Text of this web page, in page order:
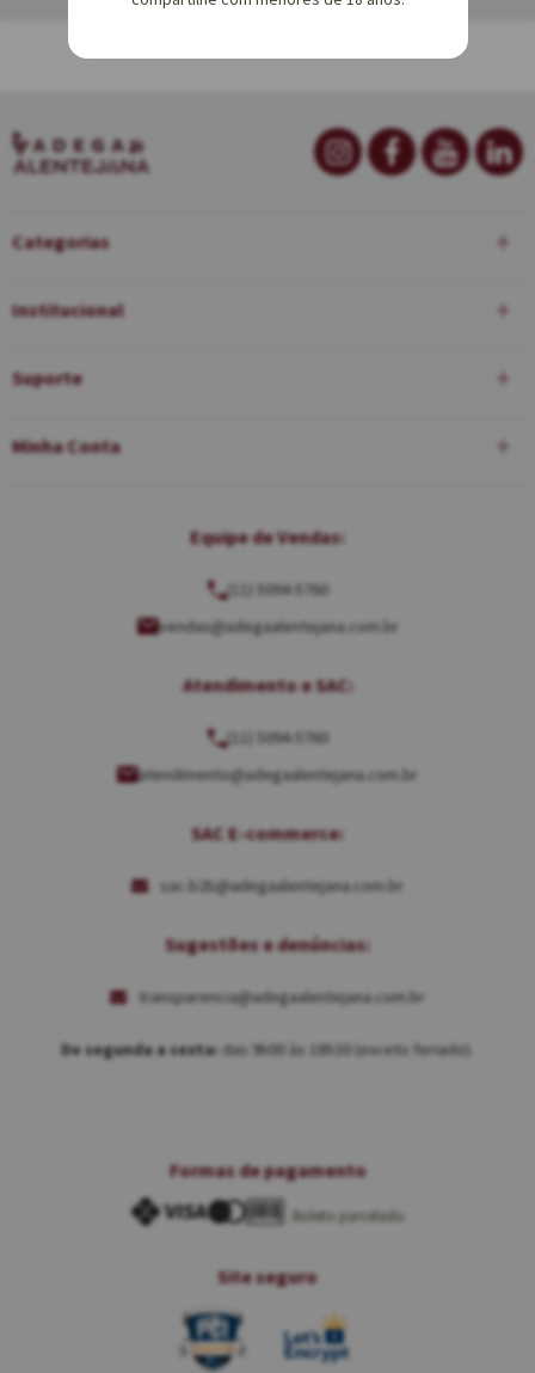
Categorias
Institucional
Suporte
Minha Conta
Equipe de Vendas:
(11) 5094-5760
vendas@adegaalentejana.com.br
Atendimento e SAC:
(11) 5094-5760
atendimento@adegaalentejana.com.br
SAC E-commerce:
sac.b2b@adegaalentejana.com.br
Sugestões e denúncias:
transparencia@adegaalentejana.com.br
De segunda a sexta: das 9h00 às 18h30 (exceto feriado).
Formas de pagamento
Boleto parcelado
Site seguro